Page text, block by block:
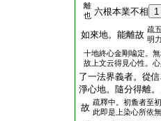
離
也 六根本業不相 1
如來地。能離故 疏
明
十地終心金剛喩定。
故上文云得見心性。
了一法界義者。從
淨心地。隨分得離
故 疏釋中。初麁者至
此即是上染心所依